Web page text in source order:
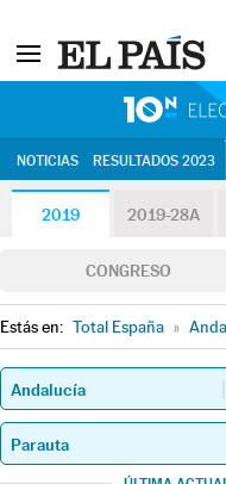
NOTICIAS RESULTADOS 2023
2019 2019-28A
CONGRESO
Estás en: Total España »